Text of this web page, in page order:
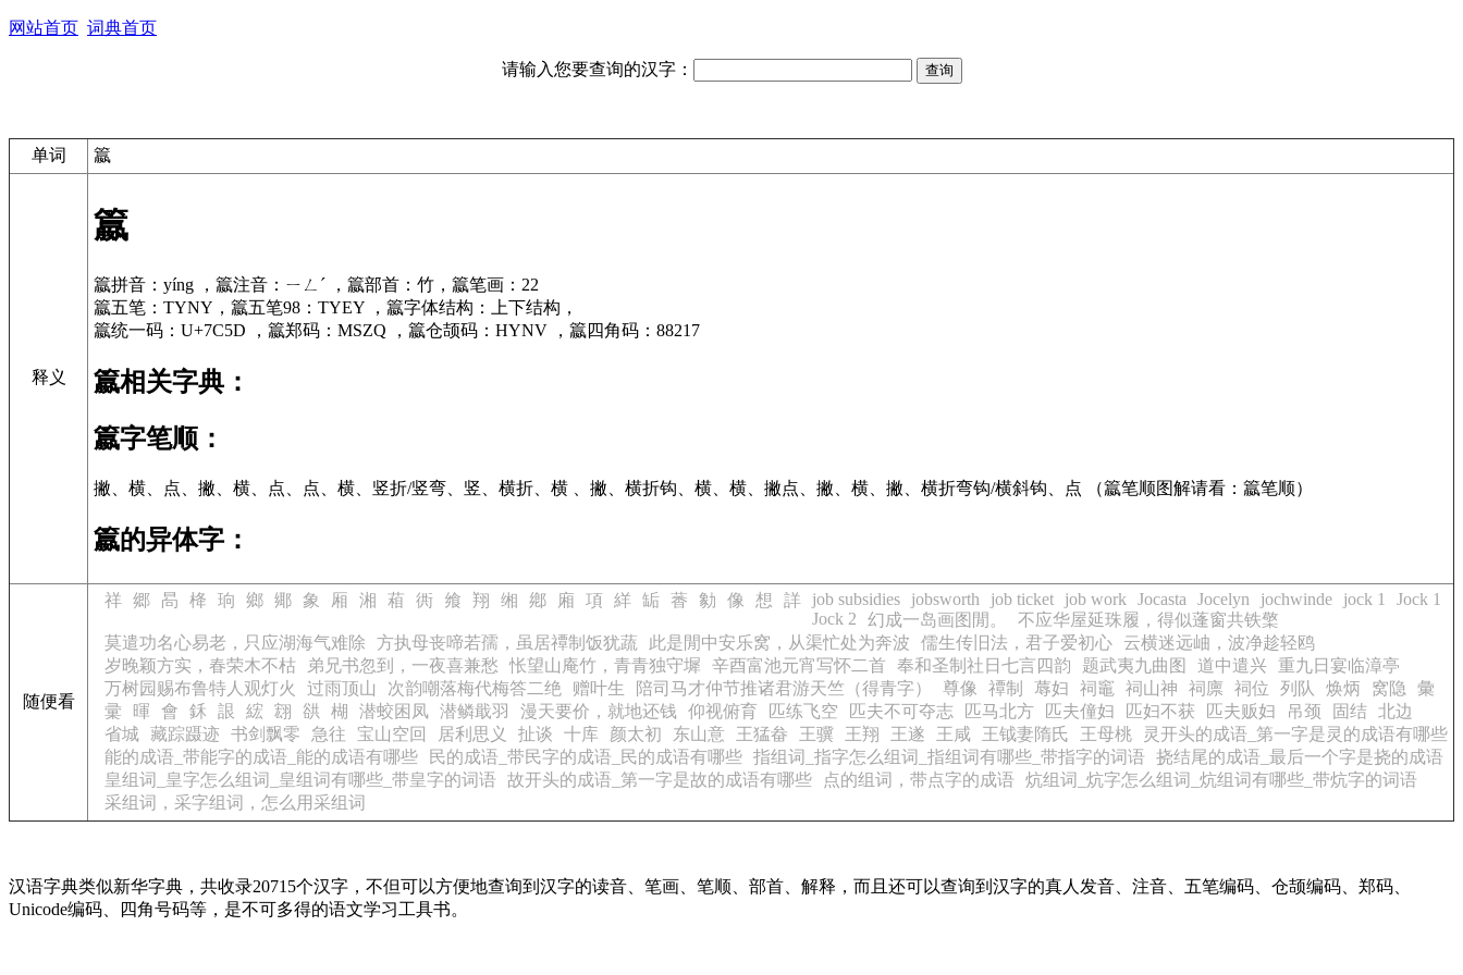
网站首页 词典首页
请输入您要查询的汉字：
单词 籝
释义
籝
籝拼音：yíng ，籝注音：ㄧㄥˊ ，籝部首：竹，籝笔画：22
籝五笔：TYNY，籝五笔98：TYEY ，籝字体结构：上下结构，
籝统一码：U+7C5D ，籝郑码：MSZQ ，籝仓颉码：HYNV ，籝四角码：88217
籝相关字典：
籝字笔顺：
撇、横、点、撇、横、点、点、横、竖折/竖弯、竖、横折、横 、撇、横折钩、横、横、撇点、撇、横、撇、横折弯钩/横斜钩、点 （籝笔顺图解请看：籝笔顺）
籝的异体字：
随便看
祥 郷 晑 栙 珦 鄉 鄊 象 厢 湘 葙 衖 飨 翔 缃 鄕 廂 項 絴 缿 萫 勨 像 想 詳 job subsidies jobsworth job ticket job work Jocasta Jocelyn jochwinde jock 1
Jock 1
Jock 2
幻成一岛画图閒。
不应华屋延珠履，得似蓬窗共铁檠
莫遣功名心易老，只应湖海气难除
方执母丧啼若孺，虽居禫制饭犹蔬 此是閒中安乐窝，从渠忙处为奔波 儒生传旧法，君子爱初心
云横迷远岫，波净趁轻鸥
岁晚颖方实，春荣木不枯
弟兄书忽到，一夜喜兼愁 怅望山庵竹，青青独守墀 辛酉富池元宵写怀二首 奉和圣制社日七言四韵 题武夷九曲图 道中遣兴 重九日宴临漳亭
万树园赐布鲁特人观灯火
过雨顶山 次韵嘲落梅代梅答二绝 赠叶生 陪司马才仲节推诸君游天竺（得青字） 尊像 禫制 蓐妇 祠竈 祠山神 祠廪 祠位 列队 焕炳 窝隐
彙
彚
暉 會 鉌 詪 綋 翝 谼 楜 潜蛟困凤 潜鳞戢羽 漫天要价，就地还钱 仰视俯育 匹练飞空 匹夫不可夺志 匹马北方 匹夫僮妇 匹妇不获 匹夫贩妇 吊颈 固结 北边
省城
藏踪蹑迹 书剑飘零 急往 宝山空回 居利思义 扯谈 十库 颜太初 东山意 王猛畚 王骥 王翔 王遂 王咸 王钺妻隋氏 王母桃
灵开头的成语_第一字是灵的成语有哪些
能的成语_带能字的成语_能的成语有哪些
民的成语_带民字的成语_民的成语有哪些 指组词_指字怎么组词_指组词有哪些_带指字的词语
挠结尾的成语_最后一个字是挠的成语
皇组词_皇字怎么组词_皇组词有哪些_带皇字的词语
故开头的成语_第一字是故的成语有哪些 点的组词，带点字的成语
炕组词_炕字怎么组词_炕组词有哪些_带炕字的词语
采组词，采字组词，怎么用采组词
汉语字典类似新华字典，共收录20715个汉字，不但可以方便地查询到汉字的读音、笔画、笔顺、部首、解释，而且还可以查询到汉字的真人发音、注音、五笔编码、仓颉编码、郑码、
Unicode编码、四角号码等，是不可多得的语文学习工具书。